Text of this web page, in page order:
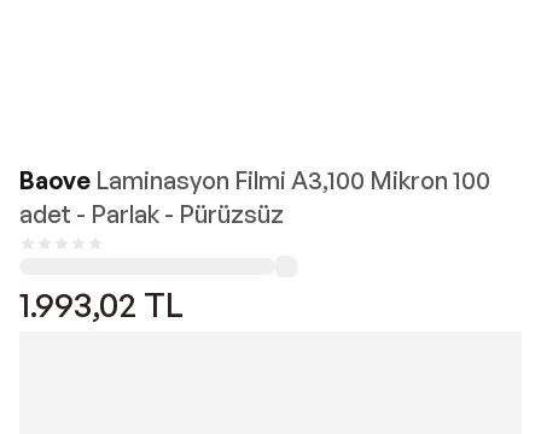
Baove Laminasyon Filmi A3,100 Mikron 100
adet - Parlak - Pürüzsüz
1.993,02 TL